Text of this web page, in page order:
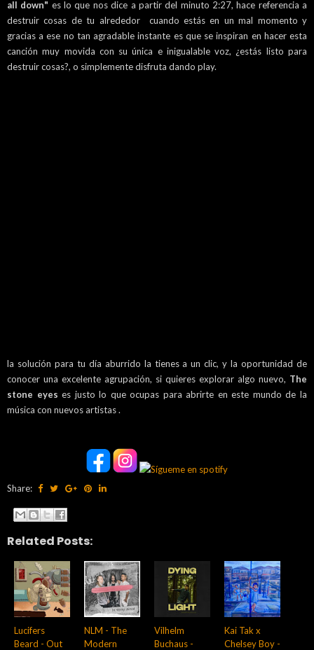
all down" es lo que nos dice a partir del minuto 2:27, hace referencia a
destruir cosas de tu alrededor cuando estás en un mal momento y
gracias a ese no tan agradable instante es que se inspiran en hacer esta
canción muy movida con su única e inigualable voz, ¿estás listo para
destruir cosas?, o simplemente disfruta dando play.
la solución para tu día aburrido la tienes a un clic, y la oportunidad de
conocer una excelente agrupación, si quieres explorar algo nuevo, The
stone eyes es justo lo que ocupas para abrirte en este mundo de la
música con nuevos artistas .
Share:
Related Posts:
Lucifers
Beard - Out
NLM - The
Modern
Vilhelm
Buchaus -
Kai Tak x
Chelsey Boy -